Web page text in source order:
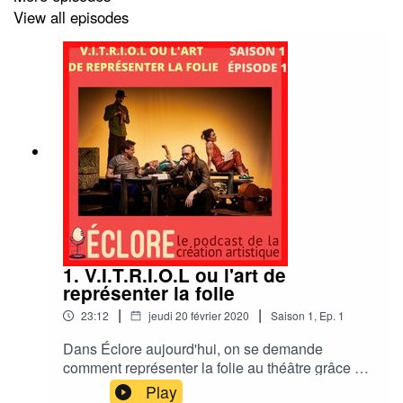
Un grand merci à Kass Patt, Alidéa et MC Schaton
Merci à vous pour votre écoute !
Envie de vous abonner? C'estlà !
Envie de me parler? "eclorepodcast@gmail.com"
🔦
Envie de me suivre?Instagram?
Envie de m'envoyer de l'amour? C'est 5 étoiles et
des commentaires sur Apple Podcast !
View all episodes
1. V.I.T.R.I.O.L ou l'art de
représenter la folie
23:12 | jeudi 20 février 2020 | Saison 1, Ep. 1
Dans Éclore aujourd'hui, on se demande
comment représenter la folie au théâtre grâce au
projet théâtrale de la compagnie compagnie Tout
Play